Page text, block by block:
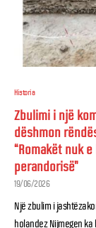
Historia
Zbulimi i një
dëshmon
“Romakët nuk
perandorisë”
19/06/2026
Një zbulim i
holandez Nijmegen